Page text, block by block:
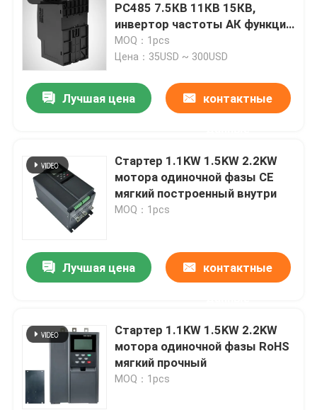
Главная страница
РС485 7.5КВ 11КВ 15КВ,
инвертор частоты АК функции
ПИД
MOQ：1pcs
Цена：35USD ~ 300USD
Лучшая цена контактные
Стартер 1.1KW 1.5KW 2.2KW
мотора одиночной фазы CE
мягкий построенный внутри
MOQ：1pcs
Лучшая цена контактные
Стартер 1.1KW 1.5KW 2.2KW
мотора одиночной фазы RoHS
мягкий прочный
MOQ：1pcs